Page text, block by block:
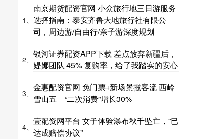
1、
南京期货配资官网 小众旅行地三日游服务
选择指南：泰安齐鲁大地旅行社有限公
司，周边游/自由行/亲子游深度规划
2、
银河证券配资APP下载 差点放弃新疆后，
媞娜团队 45% 复购率，给了我踏实的安心
3、
金惠配资官网 免门票+新场景揽客流 西岭
雪山五一“二次消费”增长30%
4、
壹配资网平台 女子体验瀑布秋千坠亡，“已
达成赔偿协议”